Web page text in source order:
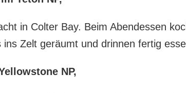
in Colter Bay. Beim Abendessen
Zelt geräumt und drinnen fertig
NP,